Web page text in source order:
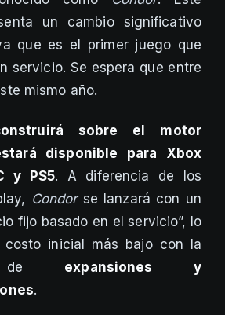
un cambio significativo
que es el primer juego que
servicio. Se espera que entre
mismo año.
sobre el motor
disponible para Xbox
y PS5. A diferencia de los
Condor se lanzará con un
fijo basado en el servicio”, lo
costo inicial más bajo con la
de expansiones y
.